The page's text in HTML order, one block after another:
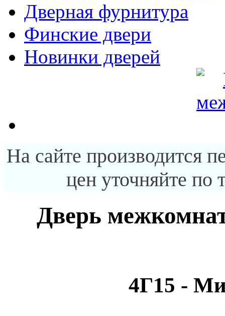
Дверная фурнитура
Финские двери
Новинки дверей
На сайте производится
цен уточняйте по
Дверь
4Г15 -